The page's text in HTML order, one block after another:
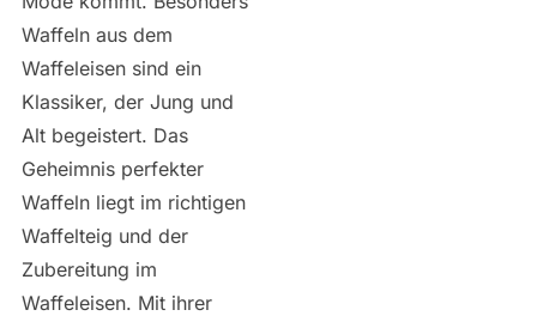
Waffeln aus dem
Waffeleisen sind ein
Klassiker, der Jung und
Alt begeistert. Das
Geheimnis perfekter
Waffeln liegt im richtigen
Waffelteig und der
Zubereitung im
Waffeleisen. Mit ihrer